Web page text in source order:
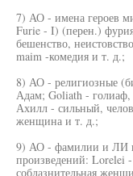
7) АО - имена героев
Furie - I) (перен.)
бешенство,
maim -комедия и т. д.;
8) АО - религиозные
Адам; Goliath - голиаф,
Ахилл - сильный,
женщина и т. д.;
9) АО - фамилии и ЛИ
произведений: Lorelei
соблазнительная